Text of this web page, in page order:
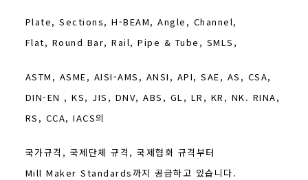
Plate, Sections, H-BEAM, Angle, Channel,
Flat, Round Bar, Rail, Pipe & Tube, SMLS,
ASTM, ASME, AISI-AMS, ANSI, API, SAE, AS, CSA,
DIN-EN , KS, JIS, DNV, ABS, GL, LR, KR, NK. RINA,
RS, CCA, IACS의
국가규격, 국제단체 규격, 국제협회 규격부터
Mill Maker Standards까지 공급하고 있습니다.